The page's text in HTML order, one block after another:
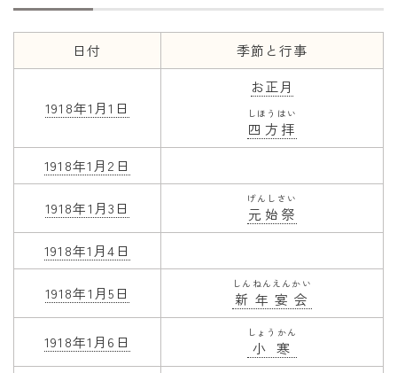
年齢と学年
年齢・干支
子供のお祝い
紋切り遊び
折り紙・切り紙
日付 季節と行事
1918年1月1日
お正月
四方拝
しほうはい
1918年1月2日
1918年1月3日 元始祭
げんしさい
1918年1月4日
1918年1月5日 新年宴会
しんねんえんかい
1918年1月6日 小寒
しょうかん